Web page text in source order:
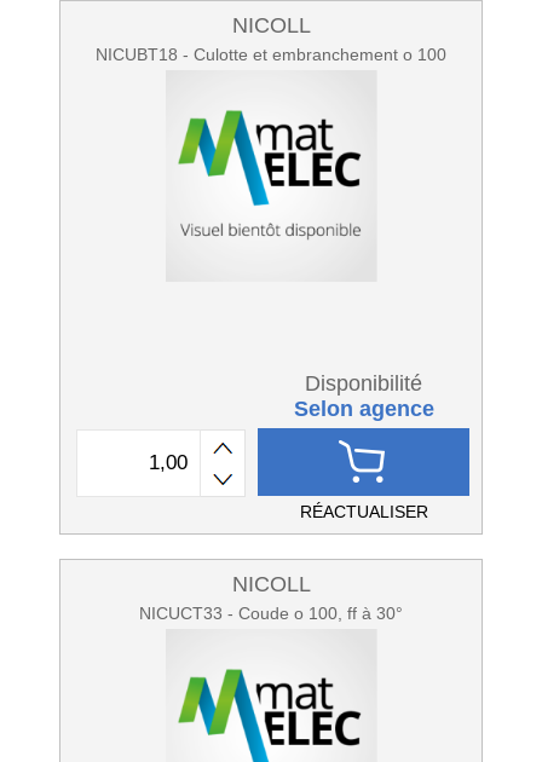
NICOLL
NICUBT18 - Culotte et embranchement o 100
Disponibilité
Selon agence
RÉACTUALISER
NICOLL
NICUCT33 - Coude o 100, ff à 30°